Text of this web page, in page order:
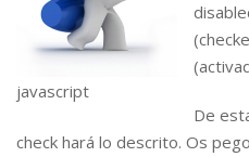
javascript
De
check hará lo descrito. Os